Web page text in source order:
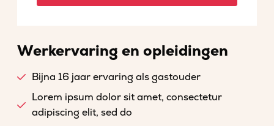
Werkervaring en opleidingen
Bijna 16 jaar ervaring als gastouder
Lorem ipsum dolor sit amet, consectetur
adipiscing elit, sed do